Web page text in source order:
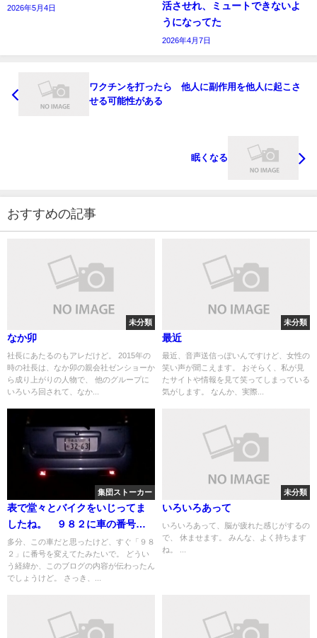
2026年5月4日
活させれ、ミュートできないよ
うになってた
2026年4月7日
ワクチンを打ったら 他人に副作用を他人に起こさ
せる可能性がある
眠くなる
おすすめの記事
未分類
なか卯
社長にあたるのもアレだけど。 2015年の
時の社長は、なか卯の親会社ゼンショーか
ら成り上がりの人物で、 他のグループに
いろいろ回されて、なか...
未分類
最近
最近、音声送信っぽいんですけど、女性の
笑い声が聞こえます。 おそらく、私が見
たサイトや情報を見て笑ってしまっている
気がします。 なんか、実際...
集団ストーカー
表で堂々とバイクをいじってま
したね。 ９８２に車の番号が
変わってた
多分、この車だと思ったけど、すぐ「９８
２」に番号を変えてたみたいで。 どうい
う経緯か、このブログの内容が伝わったん
でしょうけど。 さっき、...
未分類
いろいろあって
いろいろあって、脳が疲れた感じがするの
で、 休ませます。 みんな、よく持ちます
ね。 ...